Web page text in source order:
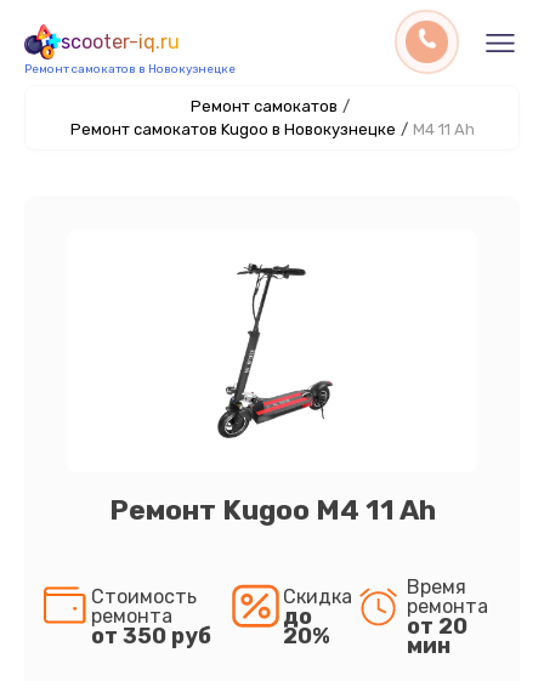
scooter-iq.ru
Ремонт самокатов в Новокузнецке
Ремонт самокатов /
Ремонт самокатов Kugoo в Новокузнецке / M4 11 Ah
Ремонт Kugoo M4 11 Ah
Стоимость
ремонта
от 350 руб
Скидка
до
20%
Время
ремонта
от 20
мин